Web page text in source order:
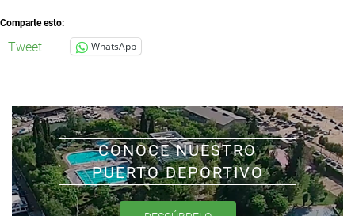
Comparte esto:
Tweet WhatsApp
CONOCE NUESTRO
PUERTO DEPORTIVO